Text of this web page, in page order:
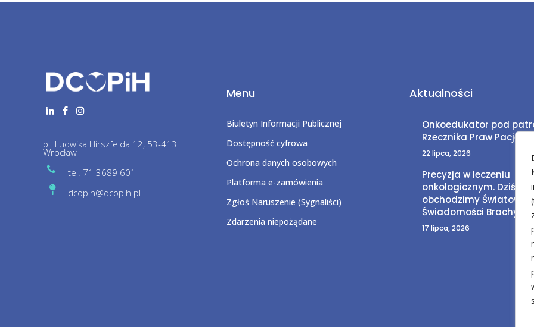
pl. Ludwika Hirszfelda 12, 53-413
Wrocław
tel. 71 3689 601
dcopih@dcopih.pl
Menu
Biuletyn Informacji Publicznej
Dostępność cyfrowa
Ochrona danych osobowych
Platforma e-zamówienia
Zgłoś Naruszenie (Sygnaliści)
Zdarzenia niepożądane
Aktualności
Onkoedukator pod
Rzecznika Praw Pacjenta
22 lipca, 2026
Precyzja w leczeniu
onkologicznym. Dziś
obchodzimy Światowy
Świadomości
17 lipca, 2026